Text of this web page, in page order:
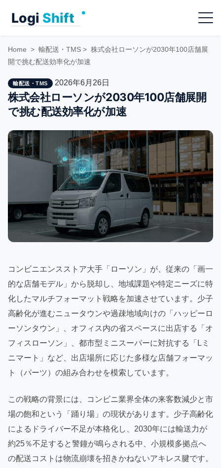
Menu
Home > 輸配送・TMS > 株式会社ローソンが2030年100店舗展
開で挑む配送効率化が加速
輸配送・TMS 2026年6月26日
株式会社ローソンが2030年100店舗展開
で挑む配送効率化が加速
コンビニエンスストア大手「ローソン」が、従来の「画一
的な店舗モデル」から脱却し、地域課題や特定ニーズに特
化したマルチフォーマット戦略を加速させています。少子
高齢化が進むニュータウンや過疎地域向けの「ハッピーロ
ーソンタウン」、オフィス内の省スペースに出店する「オ
フィスローソン」、都市型ミニスーパーに対抗する「Lミ
ニマート」など、出店場所に応じた多様な店舗フォーマッ
ト（パーツ）の組み合わせを模索しています。
この戦略の背景には、コンビニ業界全体の来客数減少と市
場の飽和という「踊り場」の現状があります。少子高齢化
によるドライバー不足が本格化し、2030年には輸送力が
約25％不足すると警鐘が鳴らされる中、小規模多拠点へ
の配送コストは物流崩壊を招きかねないアキレス腱です。